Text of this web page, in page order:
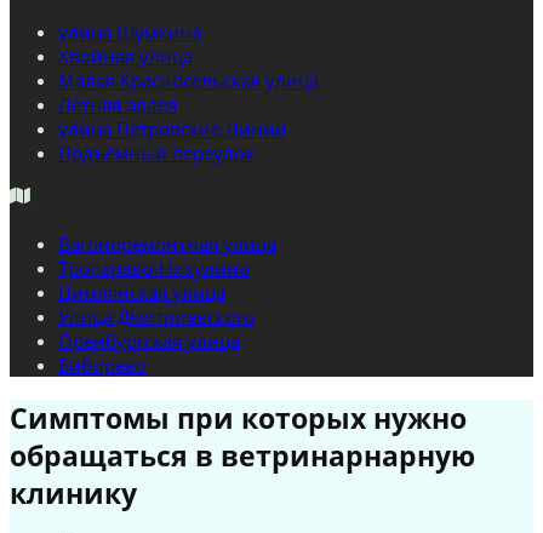
улица Шумкина
Хвойная улица
Малая Красносельская улица
Летняя аллея
улица Петровские Линии
Подъёмный переулок
Вагоноремонтная улица
Тропарёво-Никулино
Цимлянская улица
Улица Дмитриевского
Оренбургская улица
Бибирево
Симптомы при которых нужно
обращаться в ветринарнарную
клинику